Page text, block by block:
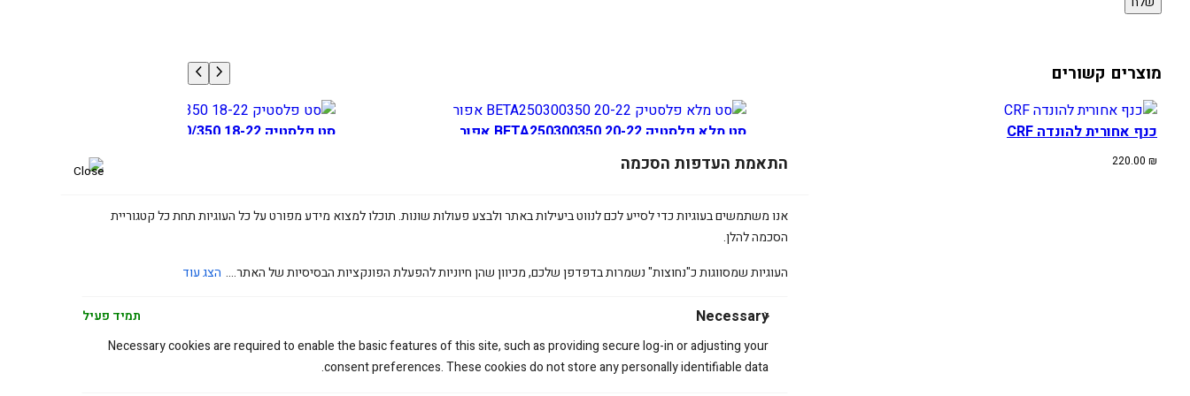
התאמת העדפות הסכמה
אנו משתמשים בעוגיות כדי לסייע לכם לנווט ביעילות באתר ולבצע פעולות שונות. תוכלו למצוא מידע מפורט על כל העוגיות תחת כל קטגוריית
הסכמה להלן.
העוגיות שמסווגות כ"נחוצות" נשמרות בדפדפן שלכם, מכיוון שהן חיוניות להפעלת הפונקציות הבסיסיות של האתר.... הצג עוד
Necessary
תמיד פעיל
Necessary cookies are required to enable the basic features of this site, such as providing secure log-in or adjusting your
consent preferences. These cookies do not store any personally identifiable data.
מוצרים קשורים
כנף אחורית להונדה CRF
220.00 ₪
סט מלא פלסטיק BETA250300350 20-22 אפור
990.00₪
סט פלסטיק BETA 250/300/350 18-22 אפור